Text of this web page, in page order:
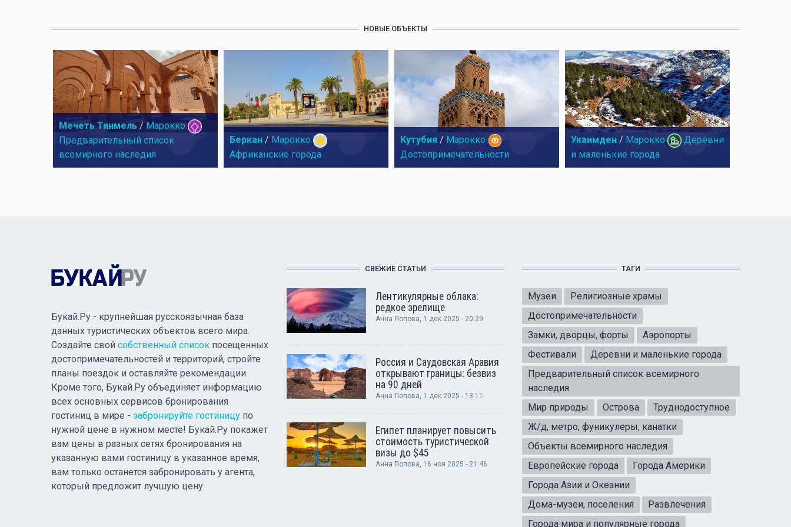
НОВЫЕ ОБЪЕКТЫ
Мечеть Тинмель / Марокко
Предварительный список
всемирного наследия
Беркан / Марокко
Африканские города
Кутубия / Марокко
Достопримечательности
Укаимден / Марокко
Деревни
и маленькие города
Букай.Ру - крупнейшая русскоязычная база
данных туристических объектов всего мира.
Создайте свой собственный список посещенных
достопримечательностей и территорий, стройте
планы поездок и оставляйте рекомендации.
Кроме того, Букай.Ру объединяет информацию
всех основных сервисов бронирования
гостиниц в мире - забронируйте гостиницу по
нужной цене в нужном месте! Букай.Ру покажет
вам цены в разных сетях бронирования на
указанную вами гостиницу в указанное время,
вам только останется забронировать у агента,
который предложит лучшую цену.
СВЕЖИЕ СТАТЬИ
Лентикулярные облака:
редкое зрелище
Анна Попова, 1 дек 2025 - 20:29
Россия и Саудовская Аравия
открывают границы: безвиз
на 90 дней
Анна Попова, 1 дек 2025 - 13:11
Египет планирует повысить
стоимость туристической
визы до $45
Анна Попова, 16 ноя 2025 - 21:46
ТАГИ
Музеи
Религиозные храмы
Достопримечательности
Замки, дворцы, форты
Аэропорты
Фестивали
Деревни и маленькие города
Предварительный список всемирного
наследия
Мир природы
Острова
Труднодоступное
Ж/д, метро, фуникулеры, канатки
Объекты всемирного наследия
Европейские города
Города Америки
Города Азии и Океании
Дома-музеи, поселения
Развлечения
Города мира и популярные города